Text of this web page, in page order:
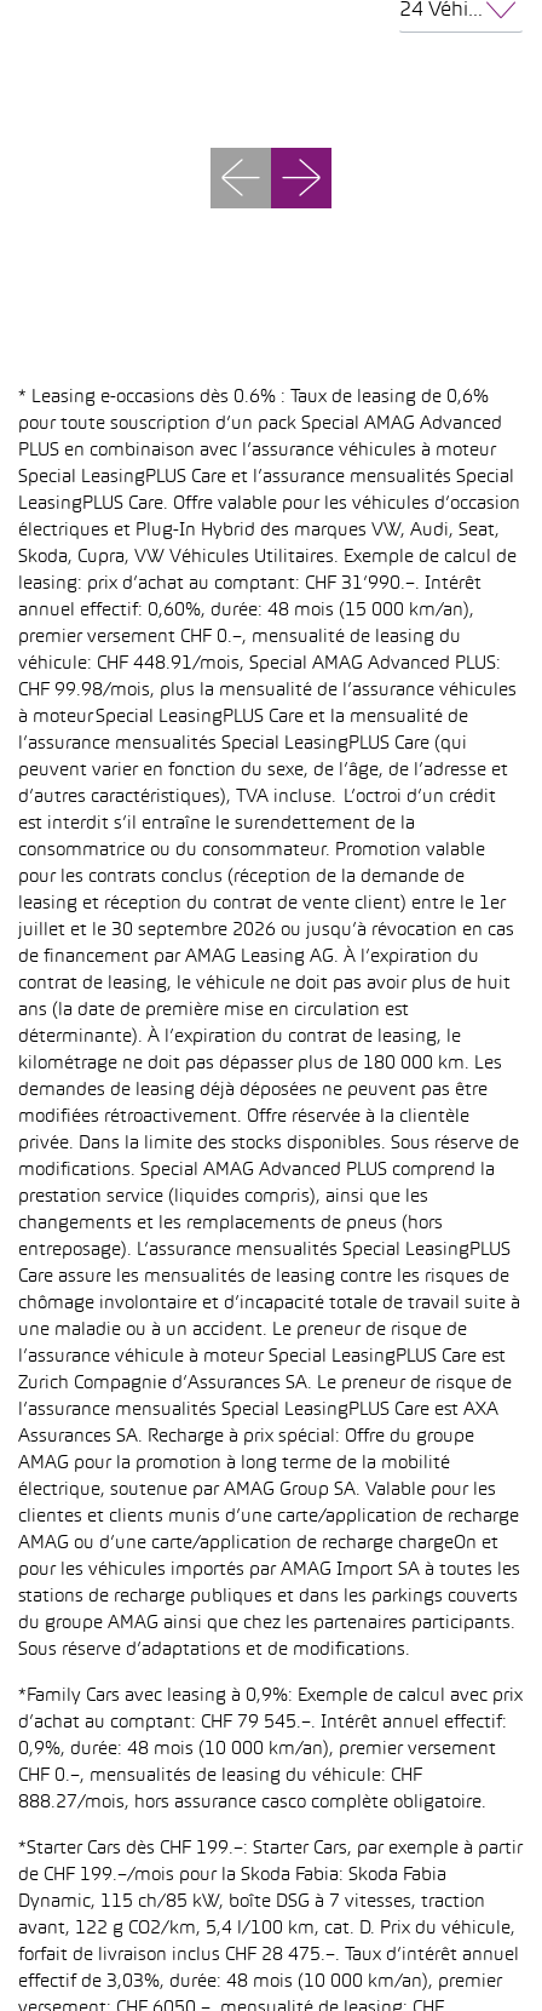
24 Véhicules par page
* Leasing e-occasions dès 0.6% : Taux de leasing de 0,6%
pour toute souscription d’un pack Special AMAG Advanced
PLUS en combinaison avec l’assurance véhicules à moteur
Special LeasingPLUS Care et l’assurance mensualités Special
LeasingPLUS Care. Offre valable pour les véhicules d’occasion
électriques et Plug-In Hybrid des marques VW, Audi, Seat,
Skoda, Cupra, VW Véhicules Utilitaires. Exemple de calcul de
leasing: prix d’achat au comptant: CHF 31’990.–. Intérêt
annuel effectif: 0,60%, durée: 48 mois (15 000 km/an),
premier versement CHF 0.–, mensualité de leasing du
véhicule: CHF 448.91/mois, Special AMAG Advanced PLUS:
CHF 99.98/mois, plus la mensualité de l’assurance véhicules
à moteur Special LeasingPLUS Care et la mensualité de
l’assurance mensualités Special LeasingPLUS Care (qui
peuvent varier en fonction du sexe, de l’âge, de l’adresse et
d’autres caractéristiques), TVA incluse. L’octroi d’un crédit
est interdit s’il entraîne le surendettement de la
consommatrice ou du consommateur. Promotion valable
pour les contrats conclus (réception de la demande de
leasing et réception du contrat de vente client) entre le 1er
juillet et le 30 septembre 2026 ou jusqu’à révocation en cas
de financement par AMAG Leasing AG. À l’expiration du
contrat de leasing, le véhicule ne doit pas avoir plus de huit
ans (la date de première mise en circulation est
déterminante). À l’expiration du contrat de leasing, le
kilométrage ne doit pas dépasser plus de 180 000 km. Les
demandes de leasing déjà déposées ne peuvent pas être
modifiées rétroactivement. Offre réservée à la clientèle
privée. Dans la limite des stocks disponibles. Sous réserve de
modifications. Special AMAG Advanced PLUS comprend la
prestation service (liquides compris), ainsi que les
changements et les remplacements de pneus (hors
entreposage). L’assurance mensualités Special LeasingPLUS
Care assure les mensualités de leasing contre les risques de
chômage involontaire et d’incapacité totale de travail suite à
une maladie ou à un accident. Le preneur de risque de
l’assurance véhicule à moteur Special LeasingPLUS Care est
Zurich Compagnie d’Assurances SA. Le preneur de risque de
l’assurance mensualités Special LeasingPLUS Care est AXA
Assurances SA. Recharge à prix spécial: Offre du groupe
AMAG pour la promotion à long terme de la mobilité
électrique, soutenue par AMAG Group SA. Valable pour les
clientes et clients munis d’une carte/application de recharge
AMAG ou d’une carte/application de recharge chargeOn et
pour les véhicules importés par AMAG Import SA à toutes les
stations de recharge publiques et dans les parkings couverts
du groupe AMAG ainsi que chez les partenaires participants.
Sous réserve d’adaptations et de modifications.
*Family Cars avec leasing à 0,9%: Exemple de calcul avec prix
d’achat au comptant: CHF 79 545.–. Intérêt annuel effectif:
0,9%, durée: 48 mois (10 000 km/an), premier versement
CHF 0.–, mensualités de leasing du véhicule: CHF
888.27/mois, hors assurance casco complète obligatoire.
*Starter Cars dès CHF 199.–: Starter Cars, par exemple à partir
de CHF 199.–/mois pour la Skoda Fabia: Skoda Fabia
Dynamic, 115 ch/85 kW, boîte DSG à 7 vitesses, traction
avant, 122 g CO2/km, 5,4 l/100 km, cat. D. Prix du véhicule,
forfait de livraison inclus CHF 28 475.–. Taux d’intérêt annuel
effectif de 3,03%, durée: 48 mois (10 000 km/an), premier